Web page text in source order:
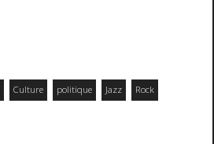
Culture politique Jazz Rock